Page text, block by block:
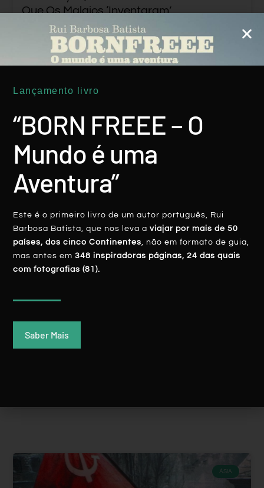
Que Os Malaios ‘inventaram’
Rui Batista 19 Janeiro, 2020
Filipinas: Balinsasayao E Danao, Os
ÁSIA
Lançamento livro
“BORN FREEE – O
Mundo é uma
Aventura”
Este é o primeiro livro de um autor português, Rui
Barbosa Batista, que nos leva aviajar por mais de 50
países, dos cinco Continentes, não em formato de guia,
mas antes em348 inspiradoras páginas, 24 das quais
com fotografias (81).
Saber Mais